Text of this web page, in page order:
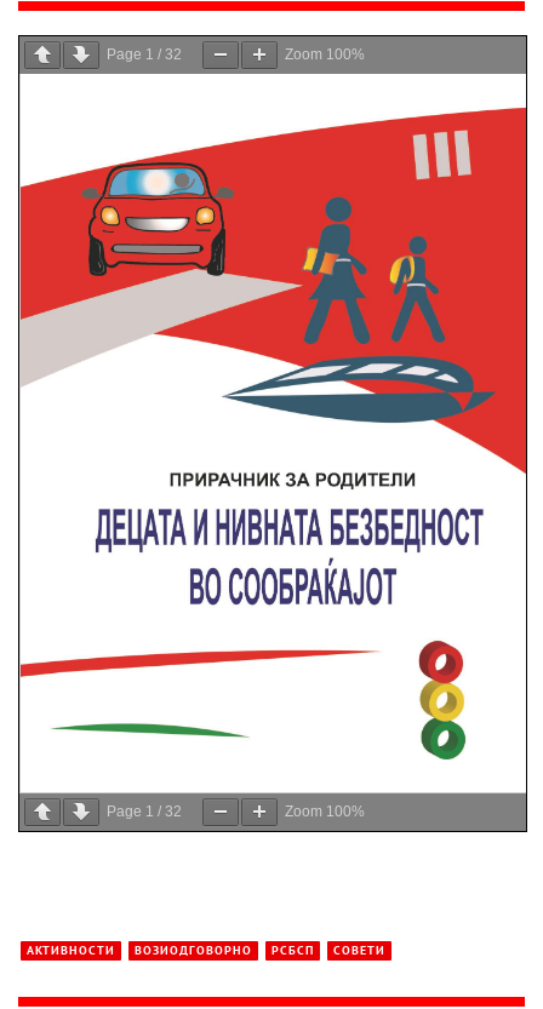
Page 1 / 32 Zoom 100%
Page 1 / 32 Zoom 100%
АКТИВНОСТИ ВОЗИОДГОВОРНО РСБСП СОВЕТИ